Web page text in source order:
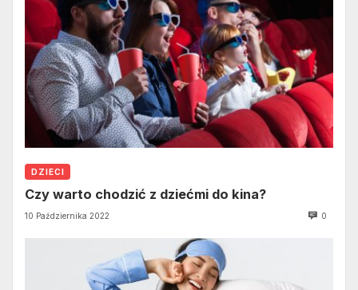
DZIECI
Czy warto chodzić z dziećmi do kina?
10 Października 2022 0